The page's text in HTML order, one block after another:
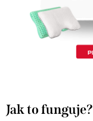
Jak to funguje?